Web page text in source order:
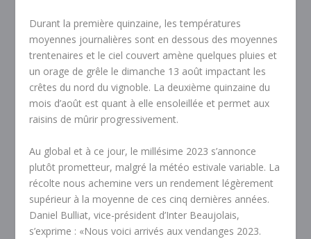
Durant la première quinzaine, les températures
moyennes journalières sont en dessous des moyennes
trentenaires et le ciel couvert amène quelques pluies et
un orage de grêle le dimanche 13 août impactant les
crêtes du nord du vignoble. La deuxième quinzaine du
mois d’août est quant à elle ensoleillée et permet aux
raisins de mûrir progressivement.
Au global et à ce jour, le millésime 2023 s’annonce
plutôt prometteur, malgré la météo estivale variable. La
récolte nous achemine vers un rendement légèrement
supérieur à la moyenne de ces cinq dernières années.
Daniel Bulliat, vice-président d’Inter Beaujolais,
s’exprime : «Nous voici arrivés aux vendanges 2023.